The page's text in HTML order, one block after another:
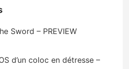
Sword – PREVIEW
d’un coloc en détresse –